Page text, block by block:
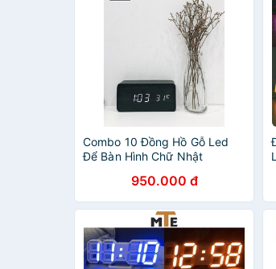
Combo 10 Đồng Hồ Gỗ Led
Để Bàn Hình Chữ Nhật
950.000 đ